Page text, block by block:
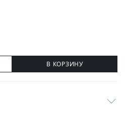
В КОРЗИНУ